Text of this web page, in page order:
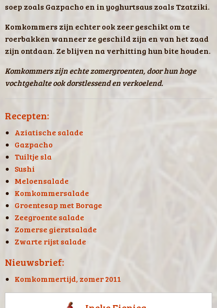
soep zoals Gazpacho en in yoghurtsaus zoals Tzatziki.
Komkommers zijn echter ook zeer geschikt om te
roerbakken wanneer ze geschild zijn en van het zaad
zijn ontdaan. Ze blijven na verhitting hun bite houden.
Komkommers zijn echte zomergroenten, door hun hoge
vochtgehalte ook dorstlessend en verkoelend.
Recepten:
Aziatische salade
Gazpacho
Tuiltje sla
Sushi
Meloensalade
Komkommersalade
Groentesap met Borage
Zeegroente salade
Zomerse gierstsalade
Zwarte rijst salade
Nieuwsbrief:
Komkommertijd, zomer 2011